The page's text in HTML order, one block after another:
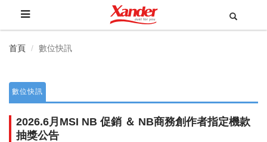
首頁 數位快訊
數位快訊
2026.6月MSI NB 促銷 ＆ NB商務創作者指定機款
抽獎公告